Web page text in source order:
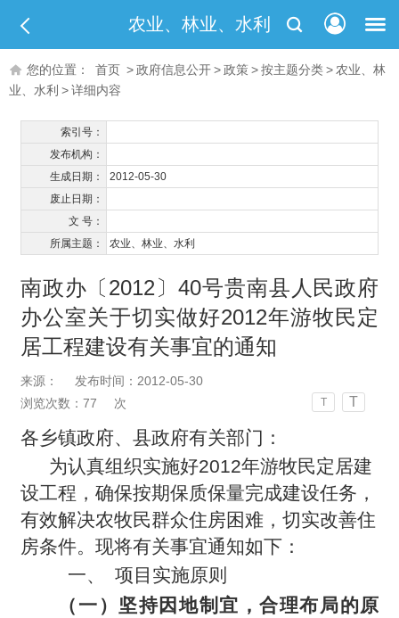
农业、林业、水利
您的位置： 首页 >政府信息公开>政策>按主题分类> 农业、林
业、水利 >详细内容
索引号：
发布机构：
生成日期：
2012-05-30
废止日期：
文 号：
所属主题：
农业、林业、水利
南政办〔2012〕40号贵南县人民政府
办公室关于切实做好2012年游牧民定
居工程建设有关事宜的通知
来源：
发布时间：2012-05-30
浏览次数： 77 次 T T
各乡镇政府、县政府有关部门：
为认真组织实施好2012年游牧民定居建
设工程，确保按期保质保量完成建设任务，
有效解决农牧民群众住房困难，切实改善住
房条件。现将有关事宜通知如下：
一、
项目实施原则
（一）坚持因地制宜，合理布局的原